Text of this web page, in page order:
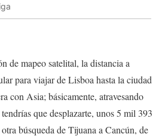
de mapeo satelital, la distancia a
para viajar de Lisboa hasta la ciudad
con Asia; básicamente, atravesando
que desplazarte, unos 5 mil 393
búsqueda de Tijuana a Cancún, de